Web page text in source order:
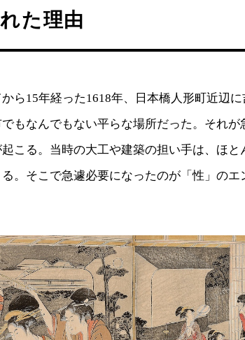
た理由
ら15年経った1618年、日本橋人形町近辺
もなんでもない平らな場所だった。それ
こる。当時の大工や建築の担い手は、ほ
。そこで急遽必要になったのが「性」のエ